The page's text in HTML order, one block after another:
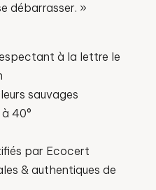
débarrasser. »
à la lettre le
sauvages
40°
par Ecocert
& authentiques de